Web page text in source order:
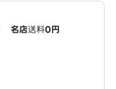
名店送料0円